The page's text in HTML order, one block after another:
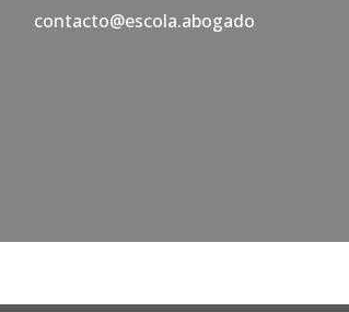
contacto@escola.abogado